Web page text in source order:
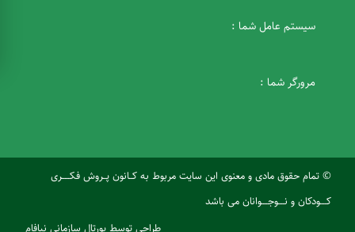
سیستم عامل شما :
مرورگر شما :
© تمام حقوق مادی و معنوی این سایت مربوط به کــانون پــروش فکـــــری
کــــودکان و نــــوجــــوانان می باشد
طراحی توسط پورتال سازمانی نیافام